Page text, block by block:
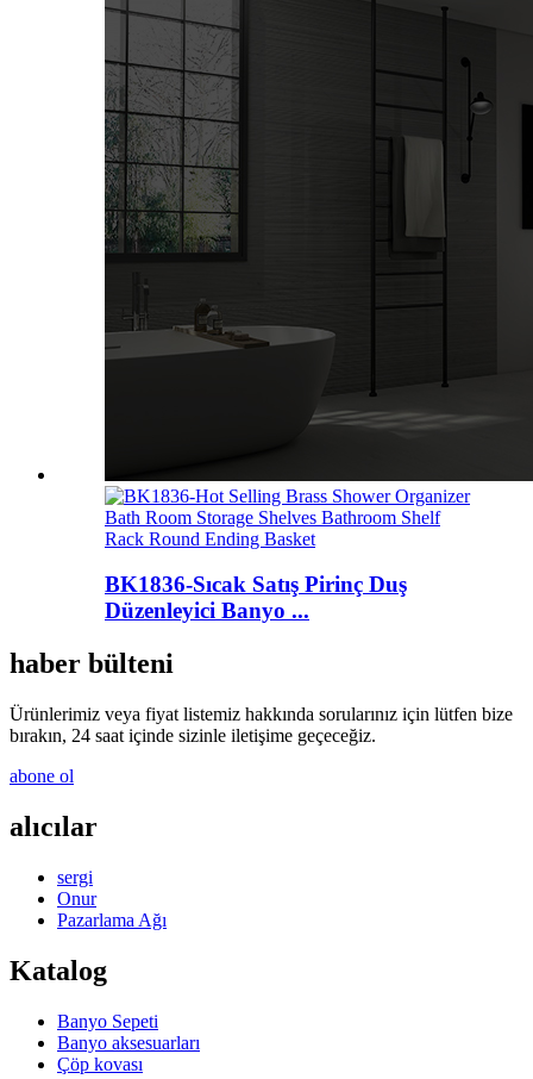
BK1836-Sıcak Satış Pirinç Duş
Düzenleyici Banyo ...
haber bülteni
Ürünlerimiz veya fiyat listemiz hakkında sorularınız için lütfen bize
bırakın, 24 saat içinde sizinle iletişime geçeceğiz.
abone ol
alıcılar
sergi
Onur
Pazarlama Ağı
Katalog
Banyo Sepeti
Banyo aksesuarları
Çöp kovası